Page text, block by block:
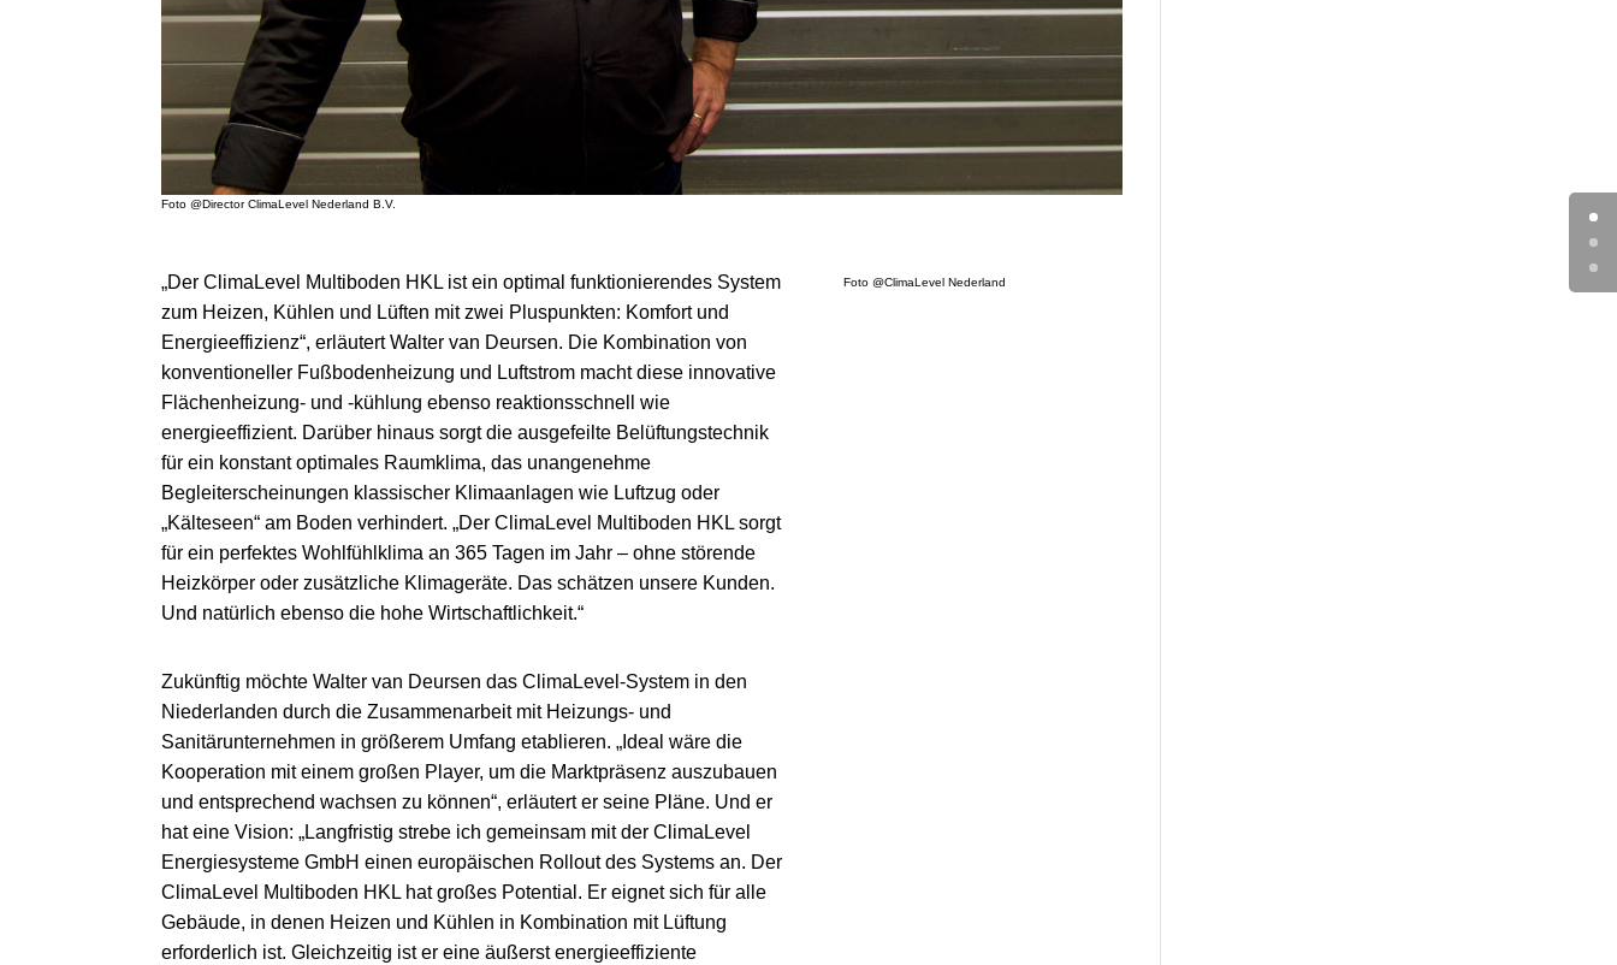
Foto @Director ClimaLevel Nederland B.V.
„Der ClimaLevel Multiboden HKL ist ein optimal funktionierendes System
zum Heizen, Kühlen und Lüften mit zwei Pluspunkten: Komfort und
Energieeffizienz“, erläutert Walter van Deursen. Die Kombination von
konventioneller Fußbodenheizung und Luftstrom macht diese innovative
Flächenheizung- und -kühlung ebenso reaktionsschnell wie
energieeffizient. Darüber hinaus sorgt die ausgefeilte Belüftungstechnik
für ein konstant optimales Raumklima, das unangenehme
Begleiterscheinungen klassischer Klimaanlagen wie Luftzug oder
„Kälteseen“ am Boden verhindert. „Der ClimaLevel Multiboden HKL sorgt
für ein perfektes Wohlfühlklima an 365 Tagen im Jahr – ohne störende
Heizkörper oder zusätzliche Klimageräte. Das schätzen unsere Kunden.
Und natürlich ebenso die hohe Wirtschaftlichkeit.“
Zukünftig möchte Walter van Deursen das ClimaLevel-System in den
Niederlanden durch die Zusammenarbeit mit Heizungs- und
Sanitärunternehmen in größerem Umfang etablieren. „Ideal wäre die
Kooperation mit einem großen Player, um die Marktpräsenz auszubauen
und entsprechend wachsen zu können“, erläutert er seine Pläne. Und er
hat eine Vision: „Langfristig strebe ich gemeinsam mit der ClimaLevel
Energiesysteme GmbH einen europäischen Rollout des Systems an. Der
ClimaLevel Multiboden HKL hat großes Potential. Er eignet sich für alle
Gebäude, in denen Heizen und Kühlen in Kombination mit Lüftung
erforderlich ist. Gleichzeitig ist er eine äußerst energieeffiziente
Foto @ClimaLevel Nederland